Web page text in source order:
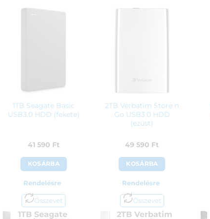
1TB Seagate Basic
USB3.0 HDD (fekete)
41 590 Ft
KOSÁRBA
Rendelésre
Összevet
1TB Seagate
2TB Verbatim Store n
Go USB3.0 HDD
(ezüst)
49 590 Ft
KOSÁRBA
Rendelésre
Összevet
2TB Verbatim